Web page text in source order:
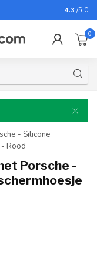
Voor
4.3 /5.0
0
- Silicone
Rood
Porsche -